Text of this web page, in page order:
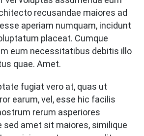
recusandae maiores ad
aperiam numquam, incidunt
placeat. Cumque
eum necessitatibus debitis illo
quae. Amet.
fugiat vero at, quas ut
earum, vel, esse hic facilis
rerum asperiores
sed amet sit maiores, similique